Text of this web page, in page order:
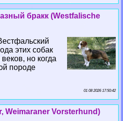
бpaкк (Westfalische
этих собак
но когда
породе
01 08 2026 17:50:42
Weimaraner Vorsterhund)